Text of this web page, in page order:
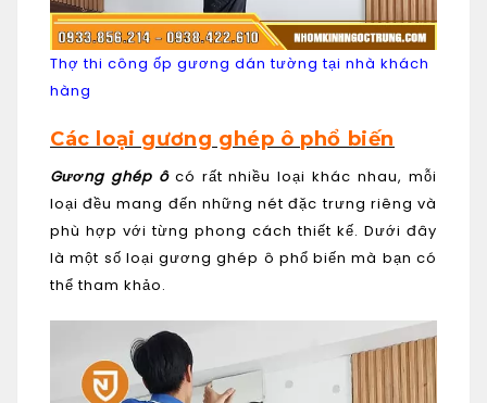
Thợ thi công ốp gương dán tường tại nhà khách
hàng
Các loại gương ghép ô phổ biến
Gương ghép ôcó rất nhiều loại khác nhau, mỗi
loại đều mang đến những nét đặc trưng riêng và
phù hợp với từng phong cách thiết kế. Dưới đây
là một số loại gương ghép ô phổ biến mà bạn có
thể tham khảo.